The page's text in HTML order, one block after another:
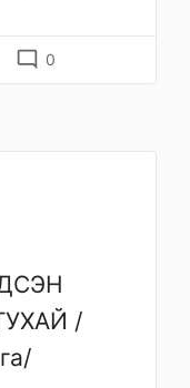
mode_comment 0
/